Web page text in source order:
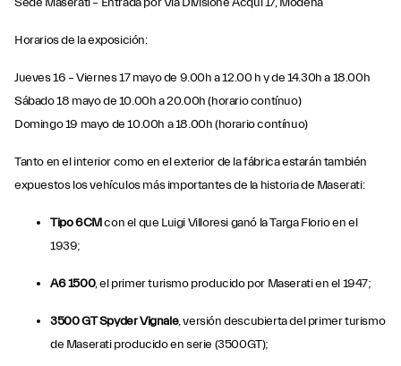
Sede Maserati – Entrada por Via Divisione Acqui 17, Módena
Horarios de la exposición:
Jueves 16 – Viernes 17 mayo de 9.00h a 12.00 h y de 14.30h a 18.00h
Sábado 18 mayo de 10.00h a 20.00h (horario contínuo)
Domingo 19 mayo de 10.00h a 18.00h (horario contínuo)
Tanto en el interior como en el exterior de la fábrica estarán también
expuestos los vehículos más importantes de la historia de Maserati:
Tipo 6CMcon el que Luigi Villoresi ganó la Targa Florio en el
1939;
A6 1500, el primer turismo producido por Maserati en el 1947;
3500 GT Spyder Vignale, versión descubierta del primer turismo
de Maserati producido en serie (3500GT);